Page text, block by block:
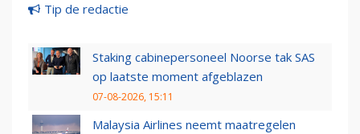
Tip de redactie
Staking cabinepersoneel Noorse tak SAS
op laatste moment afgeblazen
07-08-2026, 15:11
Malaysia Airlines neemt maatregelen